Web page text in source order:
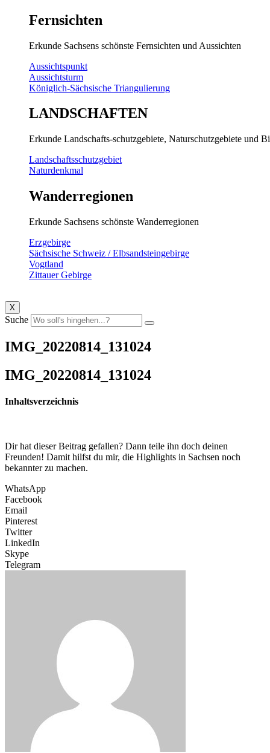
Fernsichten
Erkunde Sachsens schönste Fernsichten und Aussichten
Aussichtspunkt
Aussichtsturm
Königlich-Sächsische Triangulierung
LANDSCHAFTEN
Erkunde Landschafts-schutzgebiete, Naturschutzgebiete und
Landschaftsschutzgebiet
Naturdenkmal
Wanderregionen
Erkunde Sachsens schönste Wanderregionen
Erzgebirge
Sächsische Schweiz / Elbsandsteingebirge
Vogtland
Zittauer Gebirge
X
Suche
IMG_20220814_131024
IMG_20220814_131024
Inhaltsverzeichnis
Dir hat dieser Beitrag gefallen? Dann teile ihn doch deinen
Freunden! Damit hilfst du mir, die Highlights in Sachsen noch
bekannter zu machen.
WhatsApp
Facebook
Email
Pinterest
Twitter
LinkedIn
Skype
Telegram